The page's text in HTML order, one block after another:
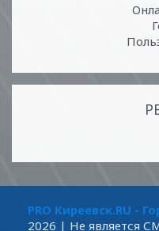
PRO Киреевск.RU -
2026 | Не является